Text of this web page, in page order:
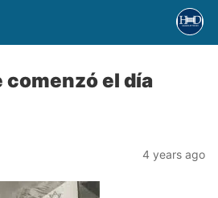
comenzó el día
4 years ago